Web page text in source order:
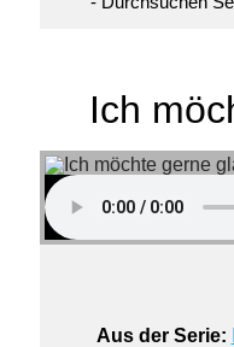
Ich
Aus der Serie: